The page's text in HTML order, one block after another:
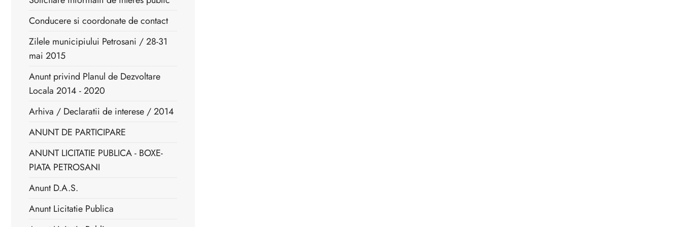
Conducere si coordonate de contact
Zilele municipiului Petrosani / 28-31
mai 2015
Anunt privind Planul de Dezvoltare
Locala 2014 - 2020
Arhiva / Declaratii de interese / 2014
ANUNT DE PARTICIPARE
ANUNT LICITATIE PUBLICA - BOXE-
PIATA PETROSANI
Anunt D.A.S.
Anunt Licitatie Publica